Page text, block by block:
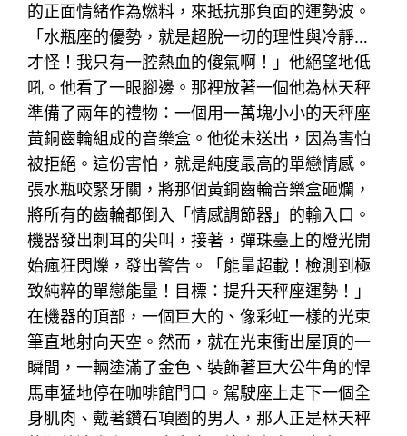
的正面情緒作為燃料，來抵抗那負面的運勢波。
「水瓶座的優勢，就是超脫一切的理性與冷靜…
才怪！我只有一腔熱血的傻氣啊！」他絕望地低
吼。他看了一眼腳邊。那裡放著一個他為林天秤
準備了兩年的禮物：一個用一萬塊小小的天秤座
黃銅齒輪組成的音樂盒。他從未送出，因為害怕
被拒絕。這份害怕，就是純度最高的單戀情感。
張水瓶咬緊牙關，將那個黃銅齒輪音樂盒砸爛，
將所有的齒輪都倒入「情感調節器」的輸入口。
機器發出刺耳的尖叫，接著，彈珠臺上的燈光開
始瘋狂閃爍，發出警告。「能量超載！檢測到極
致純粹的單戀能量！目標：提升天秤座運勢！」
在機器的頂部，一個巨大的、像彩虹一樣的光束
筆直地射向天空。然而，就在光束衝出屋頂的一
瞬間，一輛塗滿了金色、裝飾著巨大公牛角的悍
馬車猛地停在咖啡館門口。駕駛座上走下一個全
身肌肉、戴著鑽石項圈的男人，那人正是林天秤